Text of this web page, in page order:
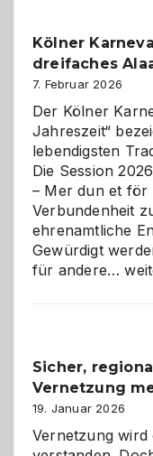
Kölner
dreifaches
7. Februar 2026
Der Kölner
Jahreszeit“
lebendigsten
Die Session
– Mer dun et för
Verbundenheit
ehrenamtliche
Gewürdigt
für andere…
ein
Sicher,
Vernetzung
19. Januar 2026
Vernetzung